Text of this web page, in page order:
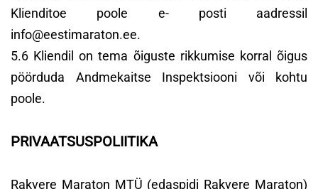
Klienditoe poole e- posti aadressil
info@eestimaraton.ee.
5.6 Kliendil on tema õiguste rikkumise korral õigus
pöörduda Andmekaitse Inspektsiooni või kohtu
poole.
PRIVAATSUSPOLIITIKA
Rakvere Maraton MTÜ (edaspidi Rakvere Maraton)